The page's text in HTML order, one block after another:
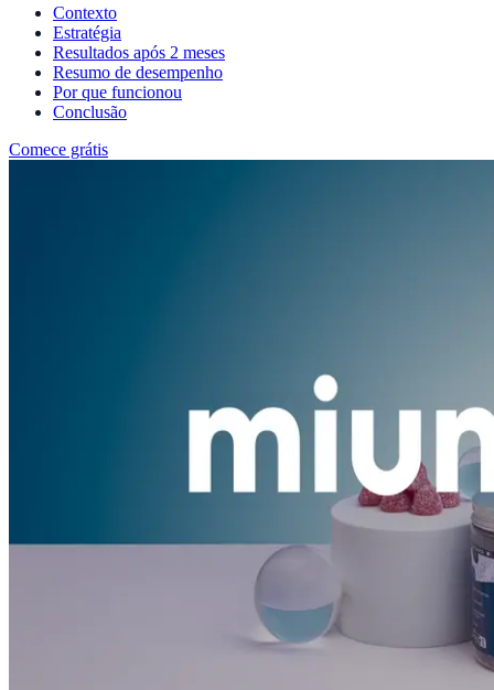
Contexto
Estratégia
Resultados após 2 meses
Resumo de desempenho
Por que funcionou
Conclusão
Comece grátis